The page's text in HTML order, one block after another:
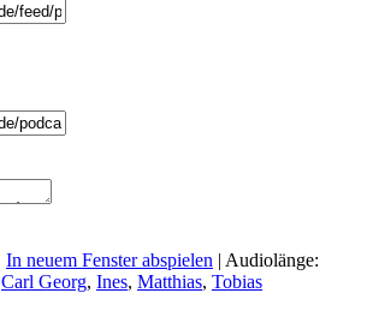
In neuem Fenster abspielen Audiolänge:
Carl Georg, Ines, Matthias, Tobias